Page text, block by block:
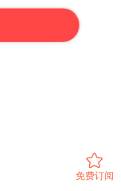
免费订阅